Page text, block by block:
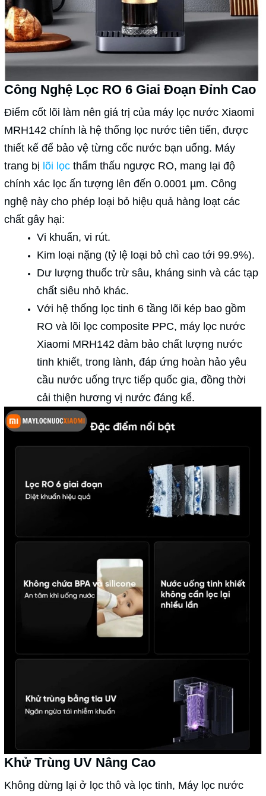
Công Nghệ Lọc RO 6 Giai Đoạn Đỉnh Cao
Điểm cốt lõi làm nên giá trị của máy lọc nước Xiaomi
MRH142 chính là hệ thống lọc nước tiên tiến, được
thiết kế để bảo vệ từng cốc nước bạn uống. Máy
trang bị lõi lọc thẩm thấu ngược RO, mang lại độ
chính xác lọc ấn tượng lên đến 0.0001 µm. Công
nghệ này cho phép loại bỏ hiệu quả hàng loạt các
chất gây hại:
Vi khuẩn, vi rút.
Kim loại nặng (tỷ lệ loại bỏ chì cao tới 99.9%).
Dư lượng thuốc trừ sâu, kháng sinh và các tạp
chất siêu nhỏ khác.
Với hệ thống lọc tinh 6 tầng lõi kép bao gồm
RO và lõi lọc composite PPC, máy lọc nước
Xiaomi MRH142 đảm bảo chất lượng nước
tinh khiết, trong lành, đáp ứng hoàn hảo yêu
cầu nước uống trực tiếp quốc gia, đồng thời
cải thiện hương vị nước đáng kể.
Khử Trùng UV Nâng Cao
Không dừng lại ở lọc thô và lọc tinh, Máy lọc nước